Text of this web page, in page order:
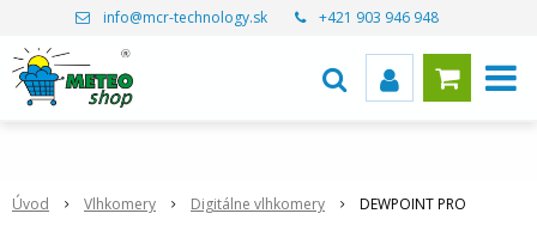
info@mcr-technology.sk +421 903 946 948
Úvod Vlhkomery Digitálne vlhkomery DEWPOINT PRO